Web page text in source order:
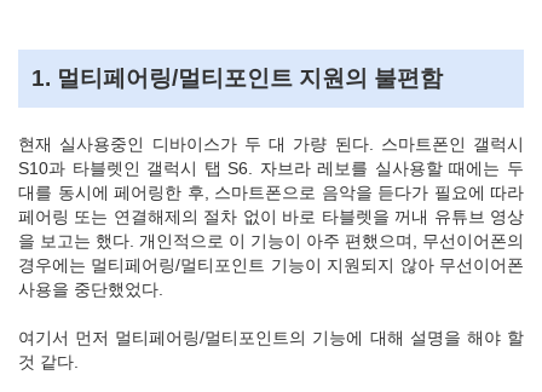
1. 멀티페어링/멀티포인트 지원의 불편함
현재 실사용중인 디바이스가 두 대 가량 된다. 스마트폰인 갤럭시
S10과 타블렛인 갤럭시 탭 S6. 자브라 레보를 실사용할 때에는 두
대를 동시에 페어링한 후, 스마트폰으로 음악을 듣다가 필요에 따라
페어링 또는 연결해제의 절차 없이 바로 타블렛을 꺼내 유튜브 영상
을 보고는 했다. 개인적으로 이 기능이 아주 편했으며, 무선이어폰의
경우에는 멀티페어링/멀티포인트 기능이 지원되지 않아 무선이어폰
사용을 중단했었다.
여기서 먼저 멀티페어링/멀티포인트의 기능에 대해 설명을 해야 할
것 같다.